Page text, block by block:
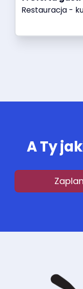
Restauracja -
A Ty